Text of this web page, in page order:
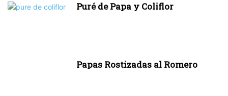
Puré de Papa y Coliflor
Papas Rostizadas al Romero